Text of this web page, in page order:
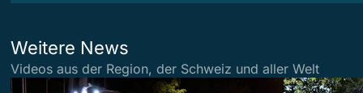
Weitere News
Videos aus der Region, der Schweiz und aller Welt